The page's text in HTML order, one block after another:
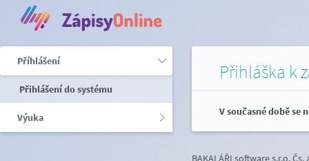
Příhlášení
Přihlášení do systému
Výuka
Přihláška k
V současné době se
BAKALÁŘI software s.r.o.Čs.